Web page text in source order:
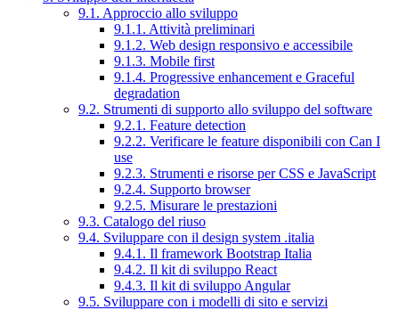
9.1. Approccio allo sviluppo
9.1.1. Attività preliminari
9.1.2. Web design responsivo e accessibile
9.1.3. Mobile first
9.1.4. Progressive enhancement e Graceful
degradation
9.2. Strumenti di supporto allo sviluppo del software
9.2.1. Feature detection
9.2.2. Verificare le feature disponibili con Can I
use
9.2.3. Strumenti e risorse per CSS e JavaScript
9.2.4. Supporto browser
9.2.5. Misurare le prestazioni
9.3. Catalogo del riuso
9.4. Sviluppare con il design system .italia
9.4.1. Il framework Bootstrap Italia
9.4.2. Il kit di sviluppo React
9.4.3. Il kit di sviluppo Angular
9.5. Sviluppare con i modelli di sito e servizi